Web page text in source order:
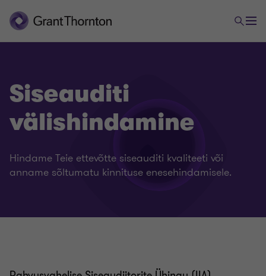
Siseauditi
välishindamine
Hindame Teie ettevõtte siseauditi kvaliteeti või
anname sõltumatu kinnituse enesehindamisele.